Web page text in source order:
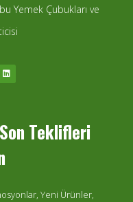
Yemek Çubukları ve
Teklifleri
Yeni Ürünler,